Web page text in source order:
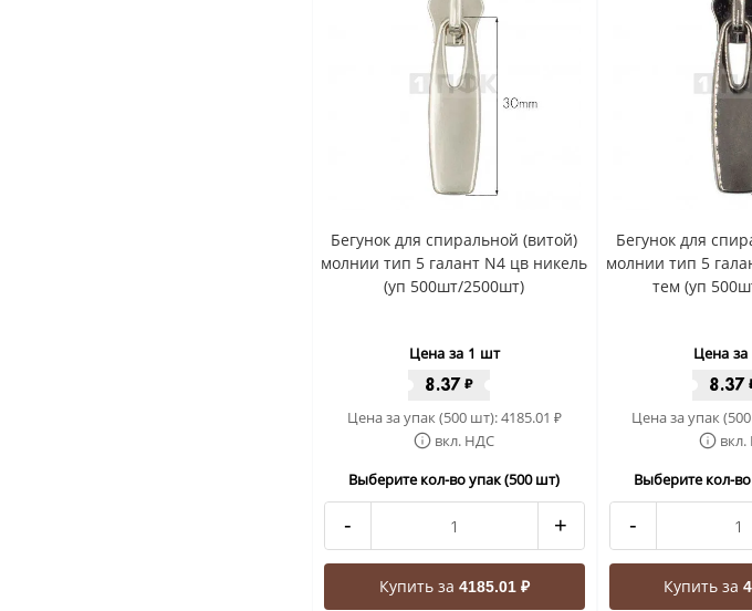
Бегунок для спиральной (витой)
молнии тип 5 галант N4 цв никель
(уп 500шт/2500шт)
Цена за 1 шт
8.37₽
Цена за упак (500 шт):4185.01 ₽
вкл. НДС
Выберите кол-во упак (500 шт)
- +
Купить за 4185.01 ₽
Бегунок для
молнии тип 5
тем (уп
Цена
8.37
Цена за упак
Выберите кол-
-
Купить за